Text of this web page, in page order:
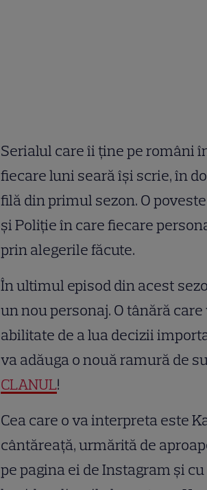
Serialul care îi ține pe români
fiecare luni seară își scrie, în
filă din primul sezon. O
și Poliție în care fiecare
prin alegerile făcute.
În ultimul episod din acest
un nou personaj. O tânără
abilitate de a lua decizii
va adăuga o nouă ramură de
CLANUL!
Cea care o va interpreta este
cântăreață, urmărită de
pe pagina ei de Instagram și